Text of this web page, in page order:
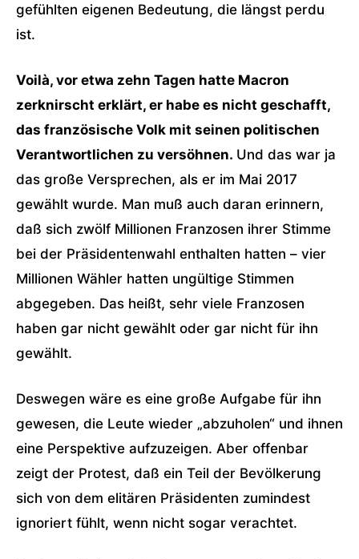
gefühlten eigenen Bedeutung, die längst perdu
ist.
Voilà, vor etwa zehn Tagen hatte Macron
zerknirscht erklärt, er habe es nicht geschafft,
das französische Volk mit seinen politischen
Verantwortlichen zu versöhnen. Und das war ja
das große Versprechen, als er im Mai 2017
gewählt wurde. Man muß auch daran erinnern,
daß sich zwölf Millionen Franzosen ihrer Stimme
bei der Präsidentenwahl enthalten hatten – vier
Millionen Wähler hatten ungültige Stimmen
abgegeben. Das heißt, sehr viele Franzosen
haben gar nicht gewählt oder gar nicht für ihn
gewählt.
Deswegen wäre es eine große Aufgabe für ihn
gewesen, die Leute wieder „abzuholen“ und ihnen
eine Perspektive aufzuzeigen. Aber offenbar
zeigt der Protest, daß ein Teil der Bevölkerung
sich von dem elitären Präsidenten zumindest
ignoriert fühlt, wenn nicht sogar verachtet.